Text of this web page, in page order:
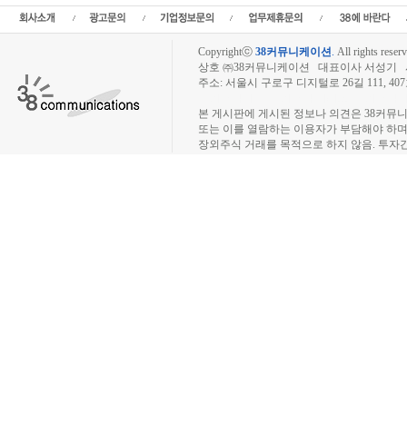
Copyrightⓒ 38커뮤니케이션. All rights
상호 ㈜38커뮤니케이션 대표이사 서성기
주소: 서울시 구로구 디지털로 26길 111,
본 게시판에 게시된 정보나 의견은 38커뮤
또는 이를 열람하는 이용자가 부담해야 하
장외주식 거래를 목적으로 하지 않음. 투